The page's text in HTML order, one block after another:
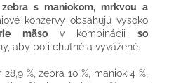
s maniokom, mrkvou a
konzervy obsahujú vysoko
mäso v kombinácii so
aby boli chutné a vyvážené.
%, zebra 10 %, maniok 4 %,